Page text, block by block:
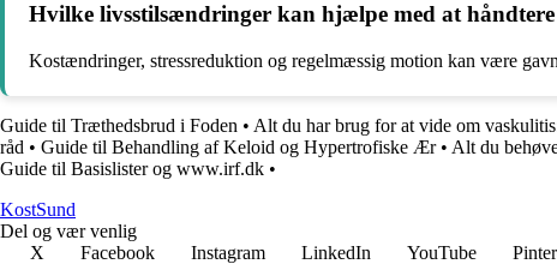
Hvilke livsstilsændringer kan hjælpe med at
Kostændringer, stressreduktion og regelmæssig motion kan være
Guide til Træthedsbrud i Foden • Alt du har brug for at vide om
råd • Guide til Behandling af Keloid og Hypertrofiske Ær• Alt du
Guide til Basislister og www.irf.dk •
KostSund
Del og vær venlig
X
Facebook Instagram LinkedIn YouTube